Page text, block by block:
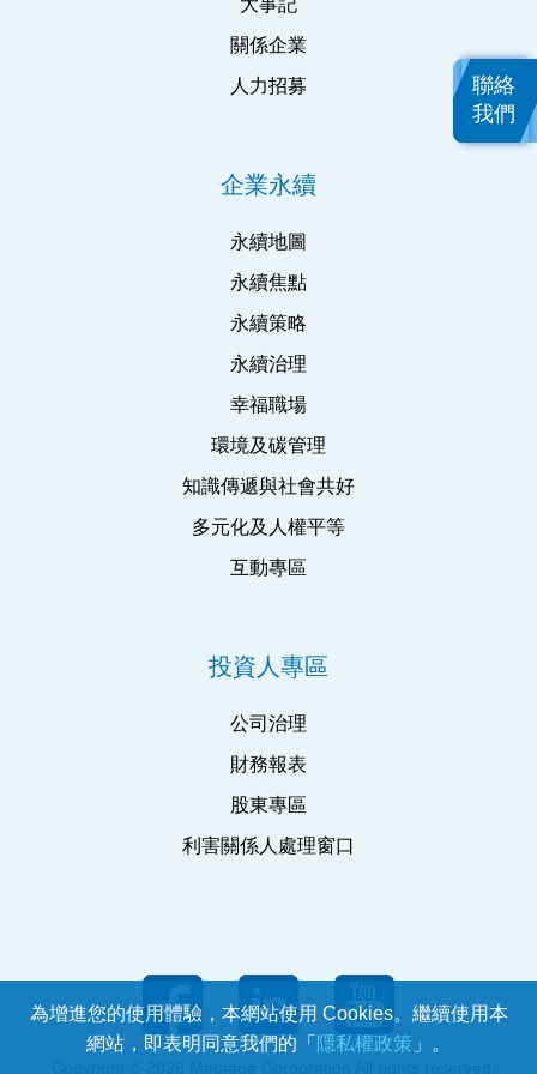
大事記
關係企業
人力招募
企業永續
永續地圖
永續焦點
永續策略
永續治理
幸福職場
環境及碳管理
知識傳遞與社會共好
多元化及人權平等
互動專區
投資人專區
公司治理
財務報表
股東專區
利害關係人處理窗口
為增進您的使用體驗，本網站使用 Cookies。繼續使用本
網站，即表明同意我們的「 隱私權政策 」。
聯絡
我們